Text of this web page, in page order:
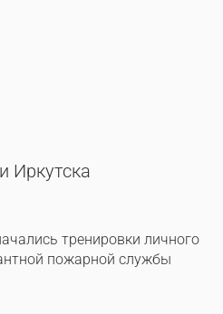
Иркутска
тренировки личного
пожарной службы